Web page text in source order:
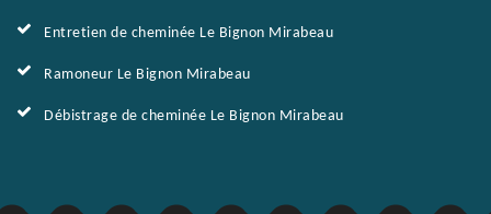
Entretien de cheminée Le Bignon Mirabeau
Ramoneur Le Bignon Mirabeau
Débistrage de cheminée Le Bignon Mirabeau